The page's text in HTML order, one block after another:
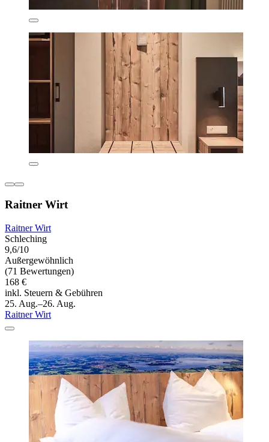
Raitner Wirt
Raitner Wirt
Schleching
9,6/10
Außergewöhnlich
(71 Bewertungen)
168 €
inkl. Steuern & Gebühren
25. Aug.–26. Aug.
Raitner Wirt